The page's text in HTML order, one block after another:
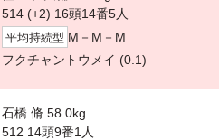
514 (+2) 16頭14番5人
平均持続型 M－M－M
フクチャントウメイ (0.1)
石橋 脩 58.0kg
512 14頭9番1人